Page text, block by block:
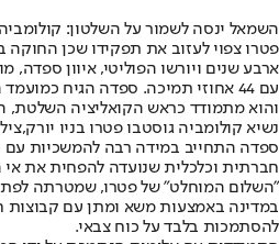
השמאל ינסה לשמור על השלטון:
פטרו צפוי לעזוב את תפקידו שכן
ארבע שנים ויורשו הפוליטי, איוון ספדה,
עם 44 אחוזי תמיכה. ספדה הגיח
והוא מתמודד כראש הקואליציה השלטת,
נשיא קולומביה גוסטבו פטרו בניו
ספדה התחייב במידה רבה להמשכיות עם
חברתית וכלכלית שנועדה להפחית את אי
"השלום המוחלט" של פטרו, שמטרתה
במדינה באמצעות משא ומתן עם קבוצות
להסתמכות בלבד על כוח צבאי.